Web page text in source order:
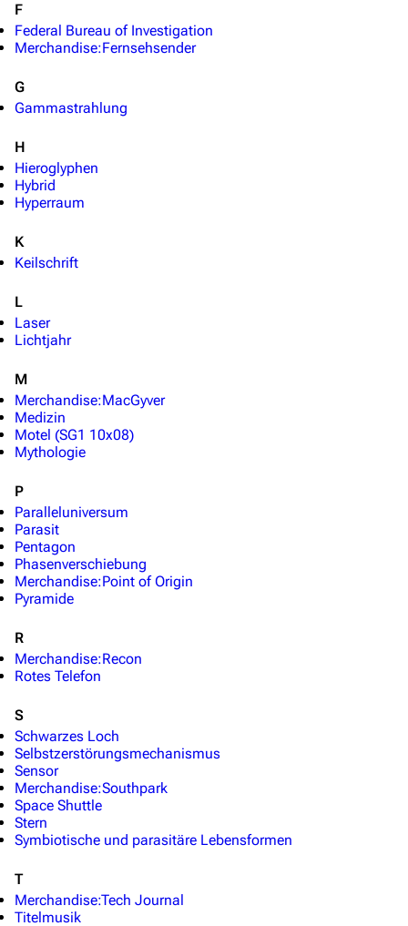
3638
Zufälliger Artikel
Spezialseiten
Filme und Serien
Stargate SG-1
Stargate Atlantis
Stargate Universe
Stargate Origins
Stargate-Romane
F
Federal Bureau of Investigation
Merchandise:Fernsehsender
G
Gammastrahlung
H
Hieroglyphen
Hybrid
Hyperraum
K
Keilschrift
L
Laser
Lichtjahr
M
Merchandise:MacGyver
Medizin
Motel (SG1 10x08)
Mythologie
P
Paralleluniversum
Parasit
Pentagon
Phasenverschiebung
Merchandise:Point of Origin
Pyramide
R
Merchandise:Recon
Rotes Telefon
S
Schwarzes Loch
Selbstzerstörungsmechanismus
Sensor
Merchandise:Southpark
Space Shuttle
Stern
Symbiotische und parasitäre Lebensformen
T
Merchandise:Tech Journal
Titelmusik